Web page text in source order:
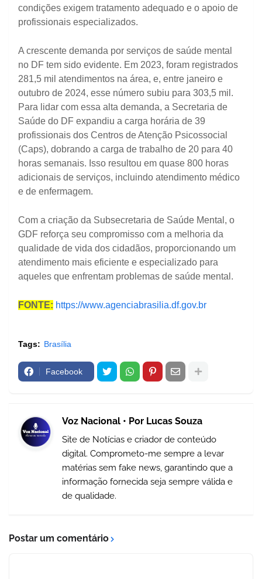
condições exigem tratamento adequado e o apoio de
profissionais especializados.
A crescente demanda por serviços de saúde mental
no DF tem sido evidente. Em 2023, foram registrados
281,5 mil atendimentos na área, e, entre janeiro e
outubro de 2024, esse número subiu para 303,5 mil.
Para lidar com essa alta demanda, a Secretaria de
Saúde do DF expandiu a carga horária de 39
profissionais dos Centros de Atenção Psicossocial
(Caps), dobrando a carga de trabalho de 20 para 40
horas semanais. Isso resultou em quase 800 horas
adicionais de serviços, incluindo atendimento médico
e de enfermagem.
Com a criação da Subsecretaria de Saúde Mental, o
GDF reforça seu compromisso com a melhoria da
qualidade de vida dos cidadãos, proporcionando um
atendimento mais eficiente e especializado para
aqueles que enfrentam problemas de saúde mental.
FONTE: https://www.agenciabrasilia.df.gov.br
Tags: Brasília
Facebook
Voz Nacional • Por Lucas Souza
Site de Notícias e criador de conteúdo
digital. Comprometo-me sempre a levar
matérias sem fake news, garantindo que a
informação fornecida seja sempre válida e
de qualidade.
Postar um comentário